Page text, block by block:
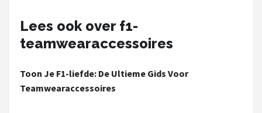
Carrera
Hot Wheels
Lees ook over f1-
teamwearaccessoires
Toon Je F1-liefde: De Ultieme Gids Voor
Teamwearaccessoires